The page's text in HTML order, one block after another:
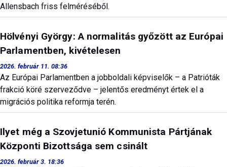
Allensbach friss felméréséből.
Hölvényi György: A normalitás győzött az Európai
Parlamentben, kivételesen
2026. február 11. 08:36
Az Európai Parlamentben a jobboldali képviselők – a Patrióták
frakció köré szerveződve – jelentős eredményt értek el a
migrációs politika reformja terén.
Ilyet még a Szovjetunió Kommunista Pártjának
Központi Bizottsága sem csinált
2026. február 3. 18:36